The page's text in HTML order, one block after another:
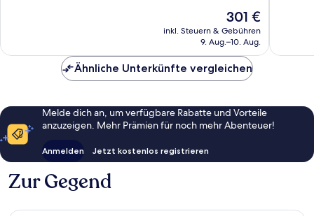
Der
Preis
beträgt
301 €
inkl. Steuern & Gebühren
9. Aug.–10. Aug.
Ähnliche Unterkünfte vergleichen
Melde dich an, um verfügbare Rabatte und Vorteile
anzuzeigen. Mehr Prämien für noch mehr Abenteuer!
Anmelden Jetzt kostenlos registrieren
Zur Gegend